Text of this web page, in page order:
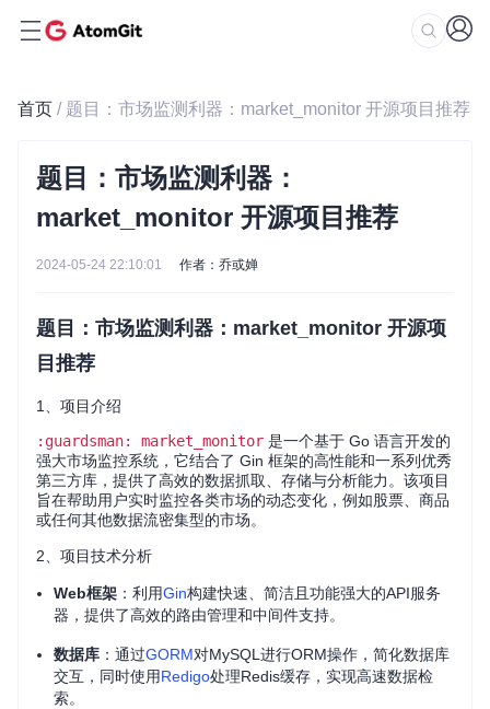
首页 / 题目：市场监测利器：market_monitor 开源项目推荐
题目：市场监测利器：
market_monitor 开源项目推荐
2024-05-24 22:10:01 作者：乔或婵
题目：市场监测利器：market_monitor 开源项
目推荐
1、项目介绍
:guardsman: market_monitor 是一个基于 Go 语言开发的
强大市场监控系统，它结合了 Gin 框架的高性能和一系列优秀
第三方库，提供了高效的数据抓取、存储与分析能力。该项目
旨在帮助用户实时监控各类市场的动态变化，例如股票、商品
或任何其他数据流密集型的市场。
2、项目技术分析
Web框架 ：利用Gin构建快速、简洁且功能强大的API服务
器，提供了高效的路由管理和中间件支持。
数据库 ：通过GORM对MySQL进行ORM操作，简化数据库
交互，同时使用Redigo处理Redis缓存，实现高速数据检
索。